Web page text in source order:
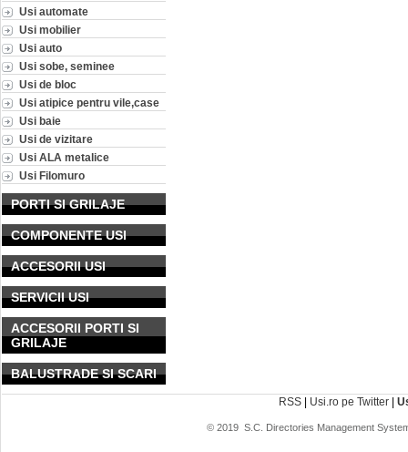
Usi automate
Usi mobilier
Usi auto
Usi sobe, seminee
Usi de bloc
Usi atipice pentru vile,case
Usi baie
Usi de vizitare
Usi ALA metalice
Usi Filomuro
PORTI SI GRILAJE
COMPONENTE USI
ACCESORII USI
SERVICII USI
ACCESORII PORTI SI
GRILAJE
BALUSTRADE SI SCARI
RSS | Usi.ro pe Twitter |
© 2019 S.C. Directories Management